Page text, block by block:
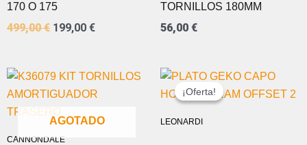
170 O 175
499,00€ 199,00 €
TORNILLOS 180MM
56,00 €
AGOTADO
CANNONDALE
¡Oferta!
LEONARDI
¡Oferta!
EL
PRECIO
ORIGINAL
69,00 €.
EL
PRECIO
ACTUAL